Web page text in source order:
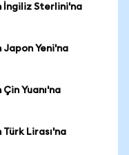
İngiliz Sterlini'na
Yeni'na
Yuanı'na
Lirası'na